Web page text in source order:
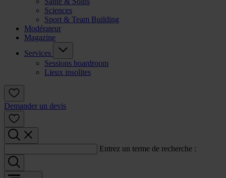
Sciences
Sport & Team Building
Modérateur
Magazine
Services
Sessions boardroom
Lieux insolites
Demander un devis
Entrez un terme de recherche :